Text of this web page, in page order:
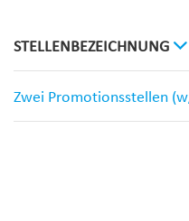
STELLENBEZEICHNUNG
Zwei Promotionsstellen